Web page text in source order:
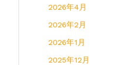
2026年4月
2026年2月
2026年1月
2025年12月